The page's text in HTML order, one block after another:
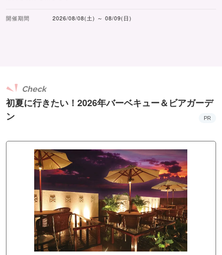
開催期間 2026/08/08(土) ～ 08/09(日)
初夏に行きたい！2026年バーベキュー＆ビアガーデ
ン
Check
PR